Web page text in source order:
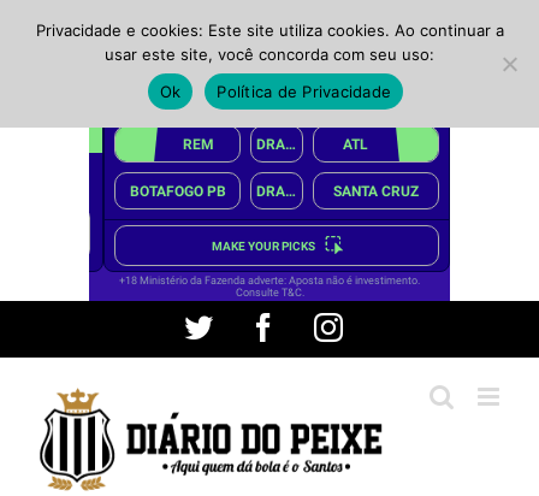
conteúdo
Twitter FacebookInstagram
Privacidade e cookies: Este site utiliza cookies. Ao continuar a
usar este site, você concorda com seu uso:
Ok
Política de Privacidade